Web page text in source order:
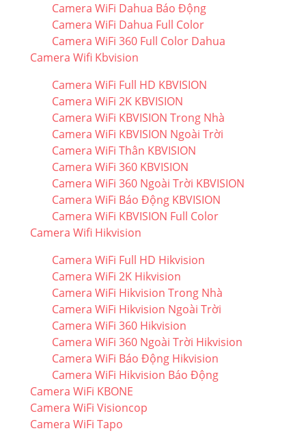
Camera WiFi Dahua Báo Động
Camera WiFi Dahua Full Color
Camera WiFi 360 Full Color Dahua
Camera Wifi Kbvision
Camera WiFi Full HD KBVISION
Camera WiFi 2K KBVISION
Camera WiFi KBVISION Trong Nhà
Camera WiFi KBVISION Ngoài Trời
Camera WiFi Thân KBVISION
Camera WiFi 360 KBVISION
Camera WiFi 360 Ngoài Trời KBVISION
Camera WiFi Báo Động KBVISION
Camera WiFi KBVISION Full Color
Camera Wifi Hikvision
Camera WiFi Full HD Hikvision
Camera WiFi 2K Hikvision
Camera WiFi Hikvision Trong Nhà
Camera WiFi Hikvision Ngoài Trời
Camera WiFi 360 Hikvision
Camera WiFi 360 Ngoài Trời Hikvision
Camera WiFi Báo Động Hikvision
Camera WiFi Hikvision Báo Động
Camera WiFi KBONE
Camera WiFi Visioncop
Camera WiFi Tapo